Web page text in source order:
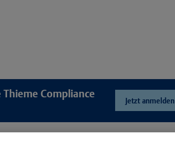
Compliance
Jetzt anmelden